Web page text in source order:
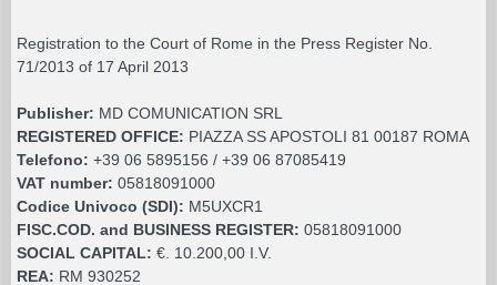
Registration to the Court of Rome in the Press Register No.
71/2013 of 17 April 2013
Publisher: MD COMUNICATION SRL
REGISTERED OFFICE: PIAZZA SS APOSTOLI 81 00187 ROMA
Telefono: +39 06 5895156 / +39 06 87085419
VAT number: 05818091000
Codice Univoco (SDI): M5UXCR1
FISC.COD. and BUSINESS REGISTER: 05818091000
SOCIAL CAPITAL: €. 10.200,00 I.V.
REA: RM 930252